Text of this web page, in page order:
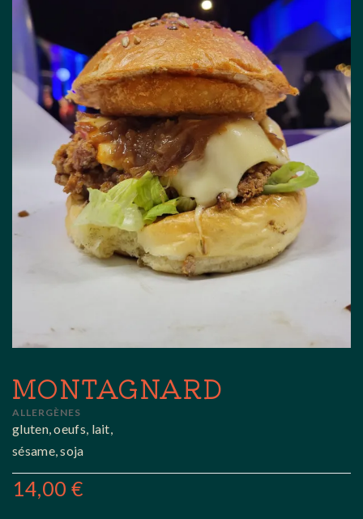
MONTAGNARD
ALLERGÈNES
gluten, oeufs, lait,
sésame, soja
14,00 €